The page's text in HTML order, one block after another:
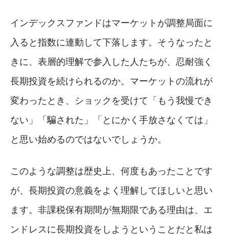
インデックスファンドはマーケットが調整局面に
入ると指数に連動して下落します。そうなったと
きに、表層的理解で参入した人たちが、忍耐強く
長期投資を続けられるのか。マーケットの流れが
変わったとき、ショックを受けて「もう我慢でき
ない」「騙された」「とにかく手放さなくては」
と思い始めるのではないでしょうか。
このような調整は歴史上、何度もあったことです
が、長期投資の意義をよく理解してほしいと思い
ます。非課税保有期間が無期限である理由は、エ
ンドレスに長期投資をしようということだと私は